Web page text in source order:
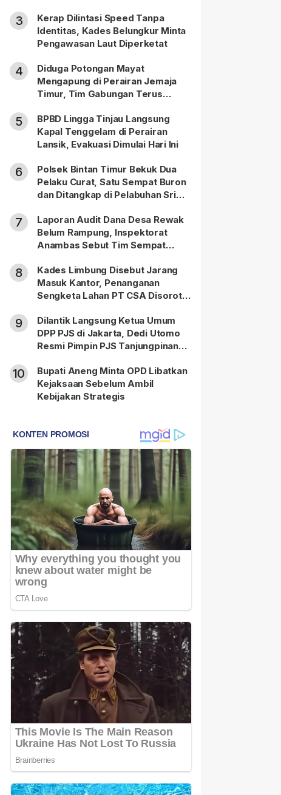
3
Kerap Dilintasi Speed Tanpa
Identitas, Kades Belungkur Minta
Pengawasan Laut Diperketat
4
Diduga Potongan Mayat
Mengapung di Perairan Jemaja
Timur, Tim Gabungan Terus
5
BPBD Lingga Tinjau Langsung
Kapal Tenggelam di Perairan
Lansik, Evakuasi Dimulai Hari Ini
6
Polsek Bintan Timur Bekuk Dua
Pelaku Curat, Satu Sempat Buron
dan Ditangkap di Pelabuhan Sri
7
Laporan Audit Dana Desa Rewak
Belum Rampung, Inspektorat
Anambas Sebut Tim Sempat
8
Kades Limbung Disebut Jarang
Masuk Kantor, Penanganan
Sengketa Lahan PT CSA Disorot
9
Dilantik Langsung Ketua Umum
DPP PJS di Jakarta, Dedi Utomo
Resmi Pimpin PJS Tanjungpinang-
10
Bupati Aneng Minta OPD Libatkan
Kejaksaan Sebelum Ambil
Kebijakan Strategis